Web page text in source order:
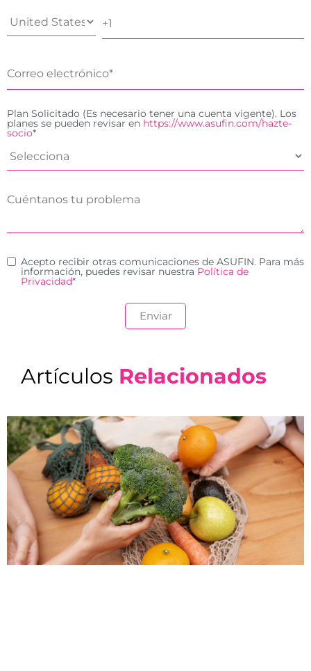
Plan Solicitado (Es necesario tener una cuenta vigente). Los
planes se pueden revisar en https://www.asufin.com/hazte-
socio*
Acepto recibir otras comunicaciones de ASUFIN. Para más
información, puedes revisar nuestra Política de
Privacidad*
Artículos Relacionados